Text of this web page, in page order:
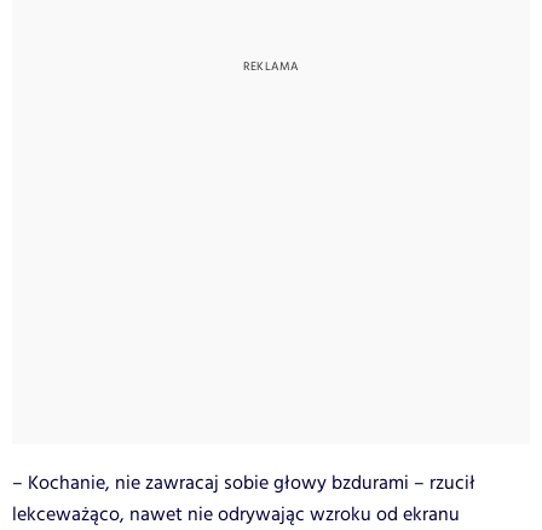
– Kochanie, nie zawracaj sobie głowy bzdurami – rzucił
lekceważąco, nawet nie odrywając wzroku od ekranu